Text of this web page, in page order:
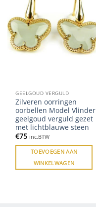
GEELGOUD VERGULD
Zilveren oorringen
oorbellen Model Vlinder
geelgoud verguld gezet
met lichtblauwe steen
€75 inc.BTW
TOEVOEGEN AAN
WINKELWAGEN